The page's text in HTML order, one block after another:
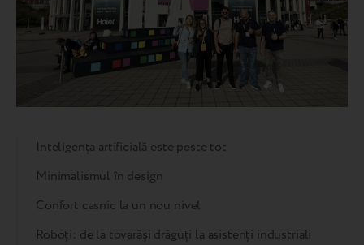
Inteligența artificială este peste tot
Minimalismul în design
Confort casnic la un nou nivel
Roboți: de la tovarăși drăguți la asistenți industriali